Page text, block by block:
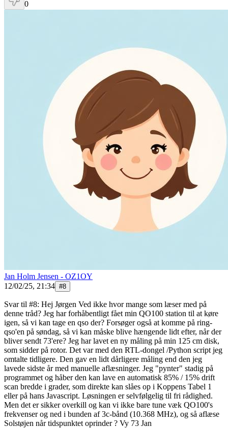
0
Jan Holm Jensen - OZ1OY
12/02/25, 21:34 #8
Svar til #8: Hej Jørgen Ved ikke hvor mange som læser med på
denne tråd? Jeg har forhåbentligt fået min QO100 station til at køre
igen, så vi kan tage en qso der? Forsøger også at komme på ring-
qso'en på søndag, så vi kan måske blive hængende lidt efter, når der
bliver sendt 73'ere? Jeg har lavet en ny måling på min 125 cm disk,
som sidder på rotor. Det var med den RTL-dongel /Python script jeg
omtalte tidligere. Den gav en lidt dårligere måling end den jeg
lavede sidste år med manuelle aflæsninger. Jeg "pynter" stadig på
programmet og håber den kan lave en automatisk 85% / 15% drift
scan bredde i grader, som direkte kan slåes op i Koppens Tabel 1
eller på hans Javascript. Løsningen er selvfølgelig til fri rådighed.
Men det er sikker overkill og kan vi ikke bare tune væk QO100's
frekvenser og ned i bunden af 3c-bånd (10.368 MHz), og så aflæse
Solstøjen når tidspunktet oprinder ? Vy 73 Jan